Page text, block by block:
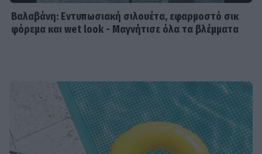
Βαλαβάνη: Εντυπωσιακή σιλουέτα, εφαρμοστό σικ
φόρεμα και wet look - Μαγνήτισε όλα τα βλέμματα